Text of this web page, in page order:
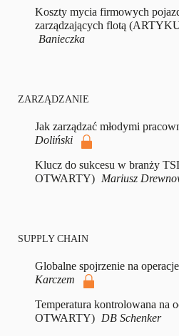
Koszty mycia firmowych
zarządzających flotą
Banieczka
ZARZĄDZANIE
Jak zarządzać młodymi
Doliński
Klucz do sukcesu w branży
OTWARTY) Mariusz
SUPPLY CHAIN
Globalne spojrzenie na
Karczem
Temperatura kontrolowana na
OTWARTY) DB Schenker